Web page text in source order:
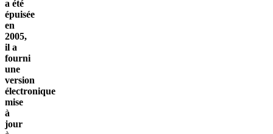
a été
épuisée
en
2005,
il a
fourni
une
version
électronique
mise
à
jour